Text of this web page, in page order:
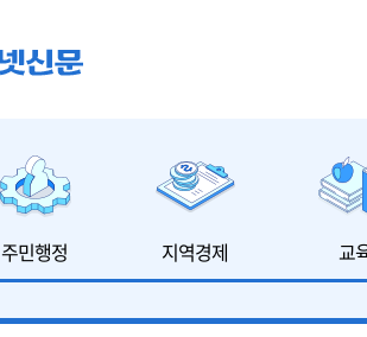
주민행정 지역경제 교